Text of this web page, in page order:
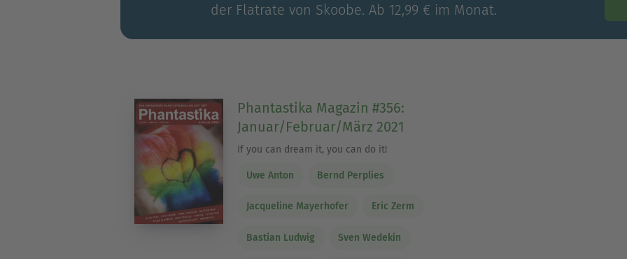
der Flatrate von Skoobe. Ab 12,99 € im Monat.
Phantastika Magazin #356:
Januar/Februar/März 2021
If you can dream it, you can do it!
Uwe Anton Bernd Perplies
Jacqueline Mayerhofer Eric Zerm
Bastian Ludwig Sven Wedekin